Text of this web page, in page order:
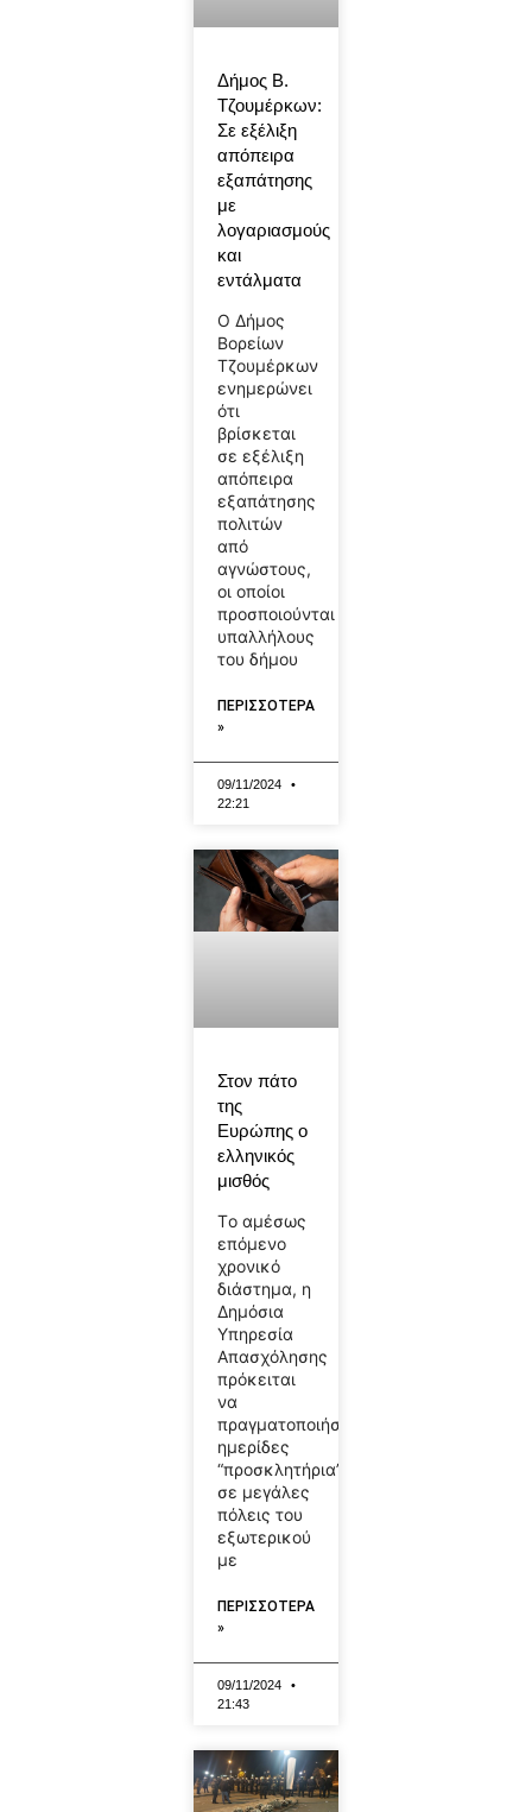
Δήμος Β.
Τζουμέρκων:
Σε εξέλιξη
απόπειρα
εξαπάτησης
με
λογαριασμούς
και
εντάλματα
Ο Δήμος
Βορείων
Τζουμέρκων
ενημερώνει
ότι
βρίσκεται
σε εξέλιξη
απόπειρα
εξαπάτησης
πολιτών
από
αγνώστους,
οι οποίοι
προσποιούνται
υπαλλήλους
του δήμου
ΠΕΡΙΣΣΟΤΕΡΑ
»
09/11/2024
22:21
Στον πάτο
της
Ευρώπης ο
ελληνικός
μισθός
Τo αμέσως
επόμενο
χρονικό
διάστημα, η
Δημόσια
Υπηρεσία
Απασχόλησης
πρόκειται
να
πραγματοποιήσει
ημερίδες
“προσκλητήρια”
σε μεγάλες
πόλεις του
εξωτερικού
με
ΠΕΡΙΣΣΟΤΕΡΑ
»
09/11/2024
21:43